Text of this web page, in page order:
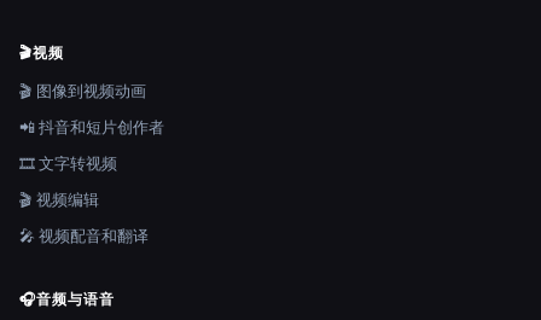
🎬视频
🎬 图像到视频动画
📲 抖音和短片创作者
🎞️ 文字转视频
🎬 视频编辑
🎤 视频配音和翻译
🎧音频与语音